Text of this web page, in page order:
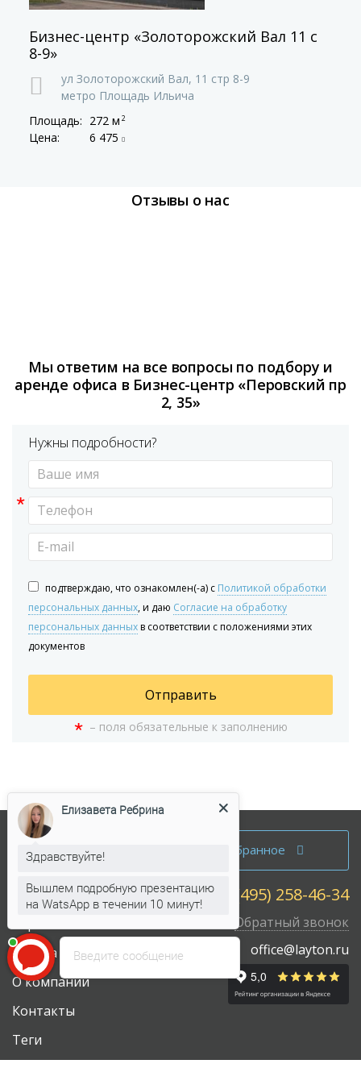
Бизнес-центр «Золоторожский Вал 11 с
8-9»
ул Золоторожский Вал, 11 стр 8-9
метро Площадь Ильича
Площадь: 272 м 2
Цена: 6 475
Отзывы о нас
Мы ответим на все вопросы по подбору и
аренде офиса в Бизнес-центр «Перовский пр
2, 35»
Нужны подробности?
*
подтверждаю, что ознакомлен(-а) с Политикой обработки
персональных данных, и даю Согласие на обработку
персональных данныхв соответствии с положениями этих
документов
Отправить
* – поля обязательные к заполнению
Аренда офисов
Продажа офисов
Собственникам
Работа у нас
О компании
Контакты
Теги
Избранное
+7 (495) 258-46-34
Обратный звонок
office@layton.ru
Введите сообщение
Елизавета Ребрина
Здравствуйте!
Вышлем подробную презентацию
на WatsApp в течении 10 минут!